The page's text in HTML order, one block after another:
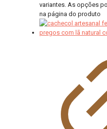
variantes. As opções
na página do produto